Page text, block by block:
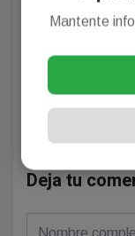
Deja tu
Mantente